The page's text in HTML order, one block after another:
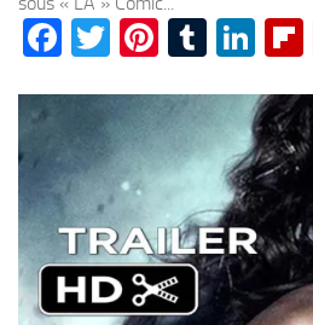
Facebook
Twitter
Pinterest